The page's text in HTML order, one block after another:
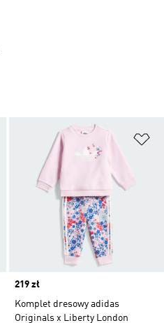
Dodaj do listy życzeń
Price
219 zł
Komplet dresowy adidas
Originals x Liberty London